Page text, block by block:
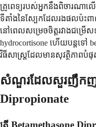
គ្រូពេទ្យរបស់អ្នកនឹងពិចារណាលើក
ទីតាំងនៃស្បែកដែលរងផលប៉ះពា
នៅពេលសម្រេចចិត្តរវាងជម្រើ
hydrocortisone ហើយបន្តទៅ
វិធីសាស្រ្តដែលមានសុវត្ថិភាពបំផុ
សំណួរដែលសួរញឹកញា
Dipropionate
តើ Betamethasone